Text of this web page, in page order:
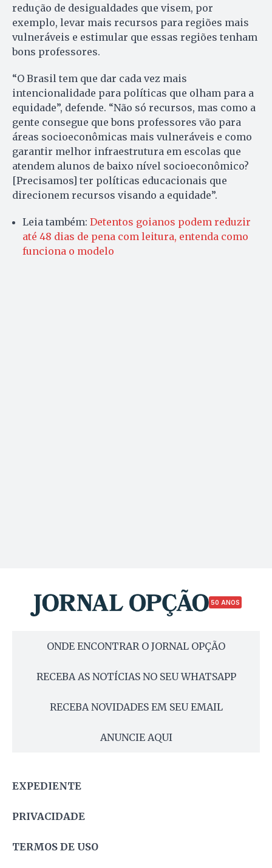
redução de desigualdades que visem, por
exemplo, levar mais recursos para regiões mais
vulneráveis e estimular que essas regiões tenham
bons professores.
“O Brasil tem que dar cada vez mais
intencionalidade para políticas que olham para a
equidade”, defende. “Não só recursos, mas como a
gente consegue que bons professores vão para
áreas socioeconômicas mais vulneráveis e como
garantir melhor infraestrutura em escolas que
atendem alunos de baixo nível socioeconômico?
[Precisamos] ter políticas educacionais que
direcionem recursos visando a equidade”.
Leia também: Detentos goianos podem reduzir
até 48 dias de pena com leitura, entenda como
funciona o modelo
50 ANOS
ONDE ENCONTRAR O JORNAL OPÇÃO
RECEBA AS NOTÍCIAS NO SEU WHATSAPP
RECEBA NOVIDADES EM SEU EMAIL
ANUNCIE AQUI
EXPEDIENTE
PRIVACIDADE
TERMOS DE USO